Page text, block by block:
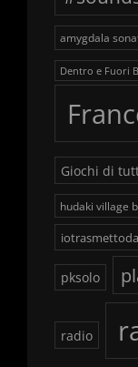
amygdala
Dentro e Fuori
Giochi di
hudaki village
pksolo
radio